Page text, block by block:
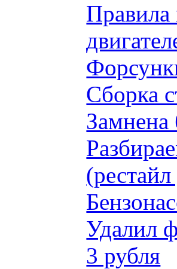
Правила
Сборка
Замнена
Удалил
3 рубля